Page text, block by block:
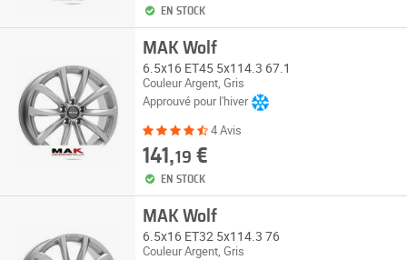
EN STOCK
MAK Wolf
6.5x16 ET45 5x114.3 67.1
Couleur Argent, Gris
Approuvé pour l'hiver
4 Avis
141,19 €
EN STOCK
MAK Wolf
6.5x16 ET32 5x114.3 76
Couleur Argent, Gris